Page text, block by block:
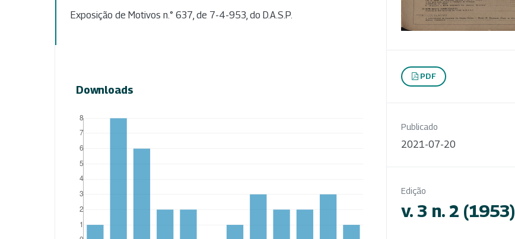
Exposição de Motivos n.° 637, de 7-4-953, do D.A.S.P.
Downloads
PDF
Publicado
2021-07-20
Edição
v. 3 n. 2 (1953)